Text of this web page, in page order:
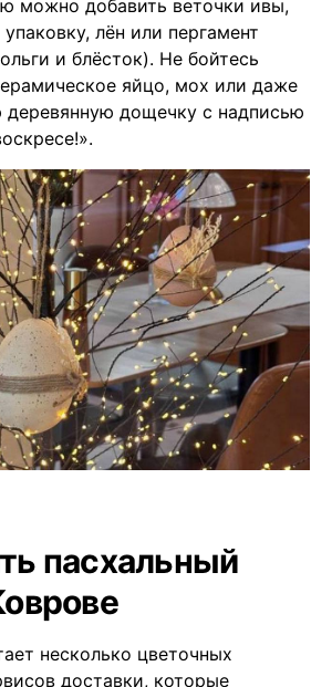
можно добавить веточки ивы,
лён или пергамент
и блёсток). Не бойтесь
яйцо, мох или даже
деревянную дощечку с надписью
пасхальный
несколько цветочных
доставки, которые